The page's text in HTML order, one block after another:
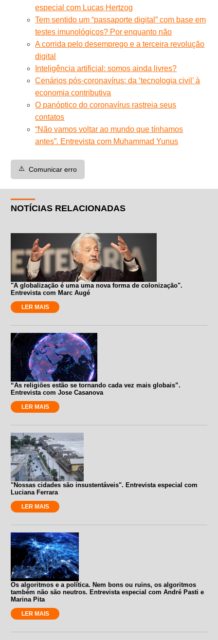
especial com Lucas Hertzog
Tem sentido um “passaporte digital” com base em
testes imunológicos? Por enquanto não
A corrida pelo desemprego e a terceira revolução
digital
Inteligência artificial: somos ainda livres?
Cenários pós-coronavírus: da ‘tecnologia civil’ à
economia contributiva
O panóptico do coronavírus rastreia seus
contatos
“Não vamos voltar ao mundo que tínhamos
antes”. Entrevista com Muhammad Yunus
⚠️ Comunicar erro
NOTÍCIAS RELACIONADAS
"A globalização é uma uma nova forma de colonização".
Entrevista com Marc Augé
LER MAIS
“As religiões estão se tornando cada vez mais globais”.
Entrevista com Jose Casanova
LER MAIS
"Nossas cidades são insustentáveis". Entrevista especial com
Luciana Ferrara
LER MAIS
Os algoritmos e a política. Nem bons ou ruins, os algoritmos
também não são neutros. Entrevista especial com André Pasti e
Marina Pita
LER MAIS